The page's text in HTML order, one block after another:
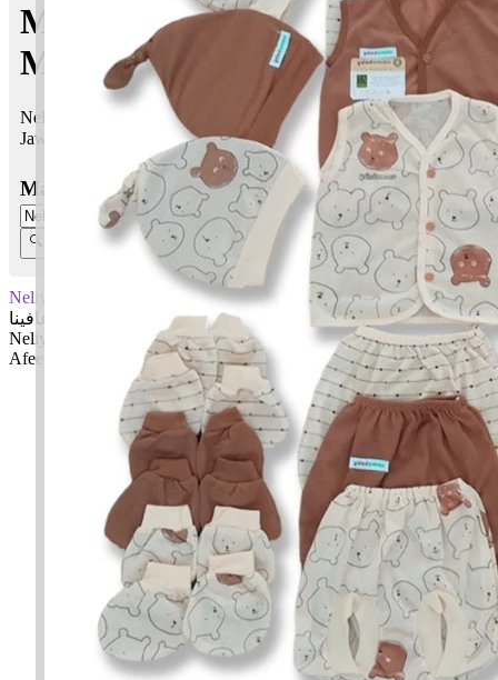
Maksud nama Neliya Afeena |
Maksud Nama dalam Islam
Neliya Afeena bermaksud Cantik; (Orang) yang memaafkan
Jawi:
Masukkan Nama:
Neliya Afeena
نيليا عافينا
Neliya: Cantik
Afeena: (Orang) yang memaafkan
✚ Baju Baby Custom Nama 'Neliya Afeena'